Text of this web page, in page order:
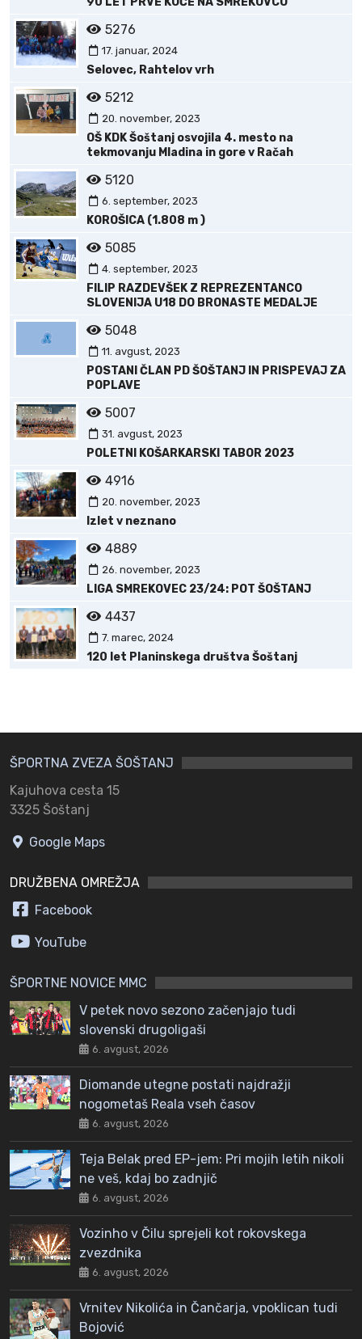
5276
17. januar, 2024
Selovec, Rahtelov vrh
5212
20. november, 2023
OŠ KDK Šoštanj osvojila 4. mesto na
tekmovanju Mladina in gore v Račah
5120
6. september, 2023
KOROŠICA (1.808 m )
5085
4. september, 2023
FILIP RAZDEVŠEK Z REPREZENTANCO
SLOVENIJA U18 DO BRONASTE MEDALJE
5048
11. avgust, 2023
POSTANI ČLAN PD ŠOŠTANJ IN PRISPEVAJ ZA
POPLAVE
5007
31. avgust, 2023
POLETNI KOŠARKARSKI TABOR 2023
4916
20. november, 2023
Izlet v neznano
4889
26. november, 2023
LIGA SMREKOVEC 23/24: POT ŠOŠTANJ
4437
7. marec, 2024
120 let Planinskega društva Šoštanj
ŠPORTNA ZVEZA ŠOŠTANJ
Kajuhova cesta 15
3325 Šoštanj
Google Maps
DRUŽBENA OMREŽJA
Facebook
YouTube
ŠPORTNE NOVICE MMC
V petek novo sezono začenjajo tudi
slovenski drugoligaši
6. avgust, 2026
Diomande utegne postati najdražji
nogometaš Reala vseh časov
6. avgust, 2026
Teja Belak pred EP-jem: Pri mojih letih nikoli
ne veš, kdaj bo zadnjič
6. avgust, 2026
Vozinho v Čilu sprejeli kot rokovskega
zvezdnika
6. avgust, 2026
Vrnitev Nikolića in Čančarja, vpoklican tudi
Bojović